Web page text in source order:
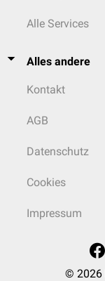
Alle Services
Alles andere
Kontakt
AGB
Datenschutz
Cookies
Impressum
© 2026